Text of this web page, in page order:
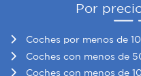
Por
Coches por menos de
Coches con menos de
Coches con menos de